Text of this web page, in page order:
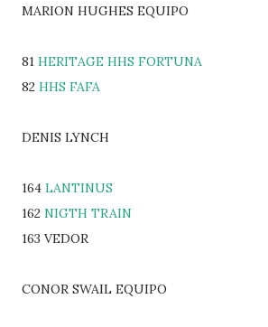
MARION HUGHES EQUIPO
81 HERITAGE HHS FORTUNA
82 HHS FAFA
DENIS LYNCH
164 LANTINUS
162 NIGTH TRAIN
163 VEDOR
CONOR SWAIL EQUIPO